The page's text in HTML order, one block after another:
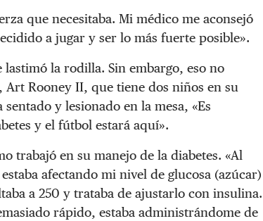
que necesitaba. Mi médico me aconsejó
a jugar y ser lo más fuerte posible».
la rodilla. Sin embargo, eso no
Rooney II, que tiene dos niños en su
y lesionado en la mesa, «Es
y el fútbol estará aquí».
trabajó en su manejo de la diabetes. «Al
afectando mi nivel de glucosa (azúcar)
a 250 y trataba de ajustarlo con insulina.
rápido, estaba administrándome de